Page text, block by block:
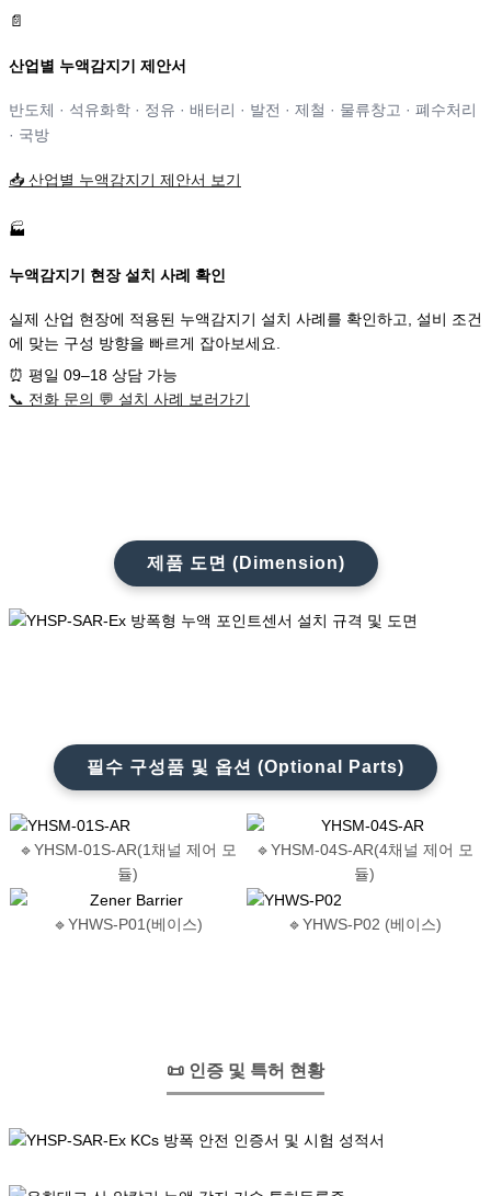
📄
산업별 누액감지기 제안서
반도체 · 석유화학 · 정유 · 배터리 · 발전 · 제철 · 물류창고 · 폐수처리
· 국방
📥 산업별 누액감지기 제안서 보기
🏭
누액감지기 현장 설치 사례 확인
실제 산업 현장에 적용된 누액감지기 설치 사례를 확인하고, 설비 조건
에 맞는 구성 방향을 빠르게 잡아보세요.
⏰ 평일 09–18 상담 가능
📞 전화 문의 💬 설치 사례 보러가기
제품 도면 (Dimension)
필수 구성품 및 옵션 (Optional Parts)
🔹YHSM-01S-AR(1채널 제어 모
듈)
🔹YHSM-04S-AR(4채널 제어 모
듈)
🔹YHWS-P01(베이스) 🔹YHWS-P02 (베이스)
📜 인증 및 특허 현황